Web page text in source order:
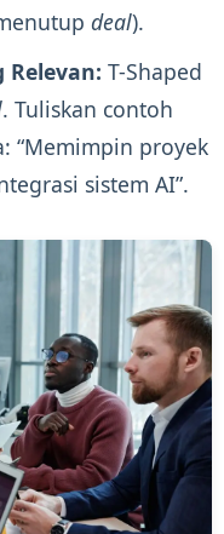
deal).
T-Shaped
. Tuliskan contoh
“Memimpin proyek
sistem AI”.